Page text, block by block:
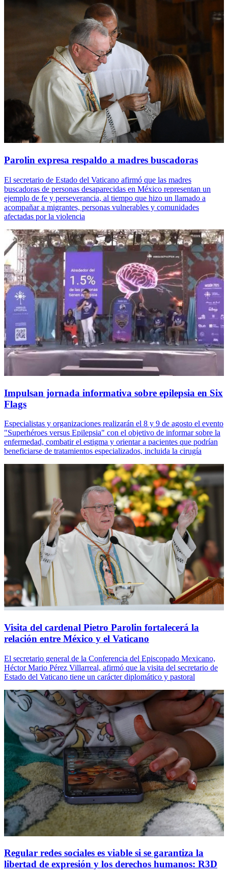
Parolin expresa respaldo a madres buscadoras
El secretario de Estado del Vaticano afirmó que las madres
buscadoras de personas desaparecidas en México representan un
ejemplo de fe y perseverancia, al tiempo que hizo un llamado a
acompañar a migrantes, personas vulnerables y comunidades
afectadas por la violencia
Impulsan jornada informativa sobre epilepsia en Six
Flags
Especialistas y organizaciones realizarán el 8 y 9 de agosto el evento
"Superhéroes versus Epilepsia" con el objetivo de informar sobre la
enfermedad, combatir el estigma y orientar a pacientes que podrían
beneficiarse de tratamientos especializados, incluida la cirugía
Visita del cardenal Pietro Parolin fortalecerá la
relación entre México y el Vaticano
El secretario general de la Conferencia del Episcopado Mexicano,
Héctor Mario Pérez Villarreal, afirmó que la visita del secretario de
Estado del Vaticano tiene un carácter diplomático y pastoral
Regular redes sociales es viable si se garantiza la
libertad de expresión y los derechos humanos: R3D